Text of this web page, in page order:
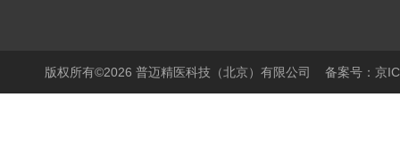
版权所有©2026 普迈精医科技（北京）有限公司 备案号：京